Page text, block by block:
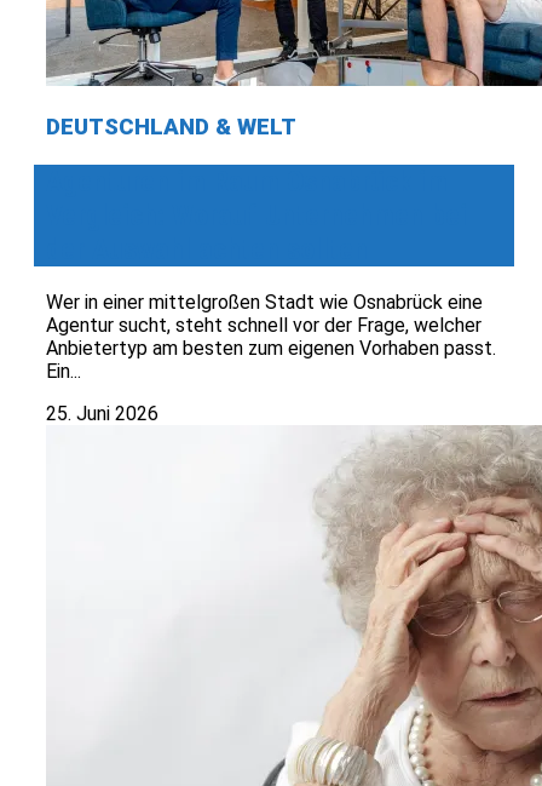
DEUTSCHLAND & WELT
Wer in einer mittelgroßen Stadt wie Osnabrück eine
Agentur sucht, steht schnell vor der Frage, welcher
Anbietertyp am besten zum eigenen Vorhaben passt.
Ein...
25. Juni 2026